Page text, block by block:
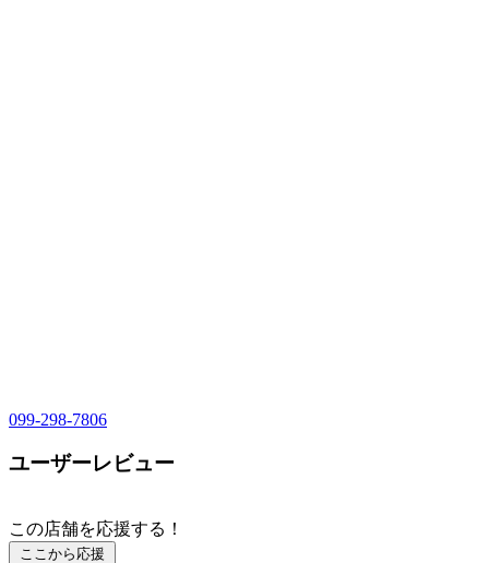
099-298-7806
ユーザーレビュー
この店舗を応援する！
ここから応援